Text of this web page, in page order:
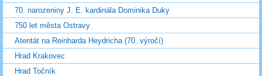
70. narozeniny J. E. kardinála Dominika Duky
750 let města Ostravy
Atentát na Reinharda Heydricha (70. výročí)
Hrad Krakovec
Hrad Točník